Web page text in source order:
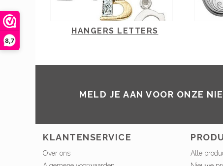
8,7
HANGERS LETTERS
MELD JE AAN VOOR ONZE
KLANTENSERVICE
Over ons
Alle